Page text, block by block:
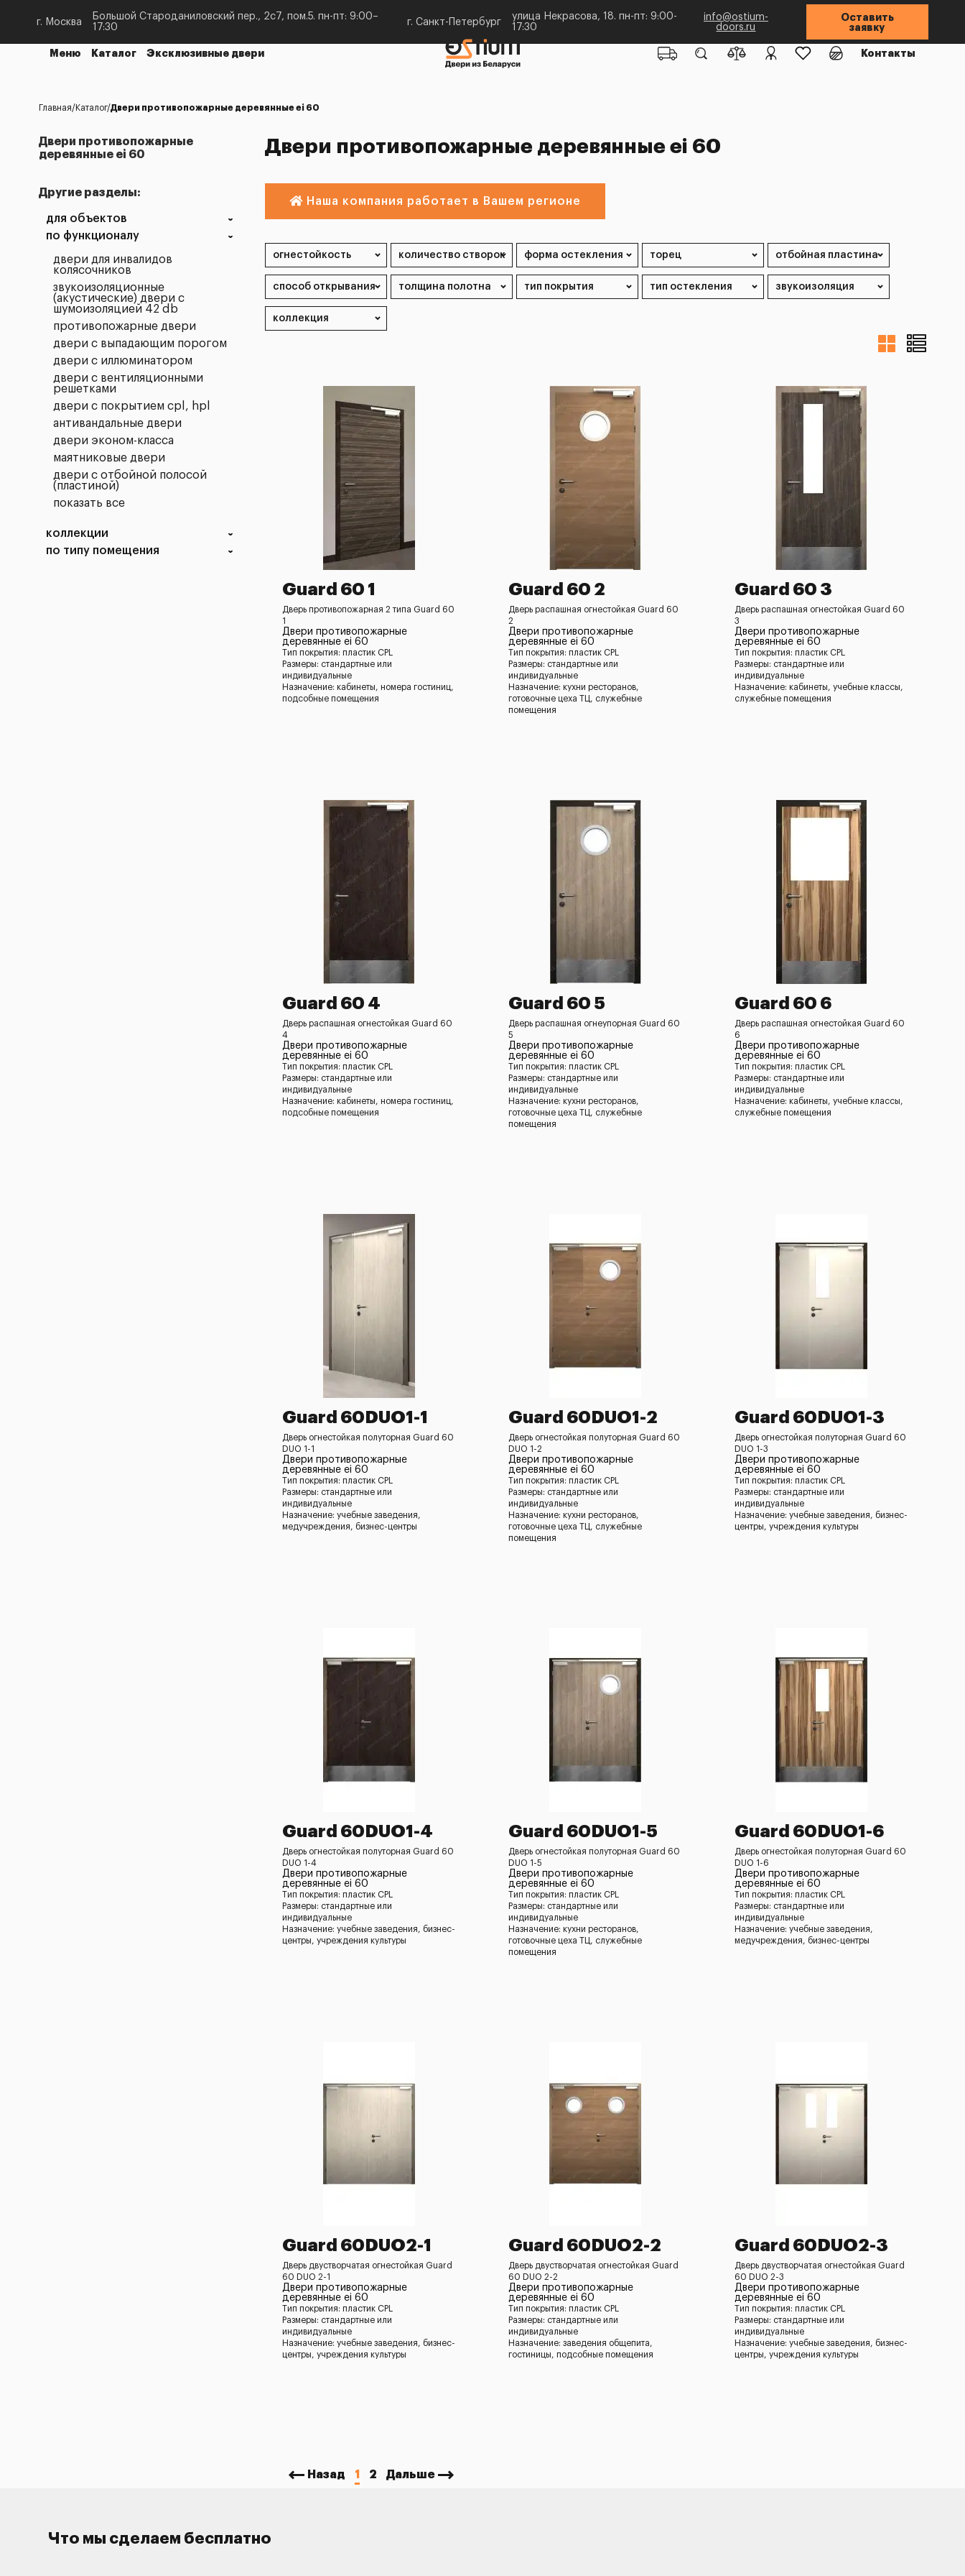
г. Москва
Большой Староданиловский пер., 2с7, пом.5. пн-пт: 9:00–
17:30
г. Санкт-Петербург
улица Некрасова, 18. пн-пт: 9:00-
17:30
info@ostium-
doors.ru
Оставить
заявку
Меню Каталог Эксклюзивные двери Контакты
Главная Каталог Двери противопожарные деревянные ei 60
Двери противопожарные
деревянные ei 60
Другие разделы:
для объектов
по функционалу
двери для инвалидов
колясочников
звукоизоляционные
(акустические) двери с
шумоизоляцией 42 db
противопожарные двери
двери с выпадающим порогом
двери с иллюминатором
двери с вентиляционными
решетками
двери с покрытием cpl, hpl
антивандальные двери
двери эконом-класса
маятниковые двери
двери с отбойной полосой
(пластиной)
показать все
коллекции
по типу помещения
Двери противопожарные деревянные ei 60
Наша компания работает в Вашем регионе
Guard 60 1
Дверь противопожарная 2 типа Guard 60
1
Двери противопожарные
деревянные ei 60
Тип покрытия: пластик CPL
Размеры: стандартные или
индивидуальные
Назначение: кабинеты, номера гостиниц,
подсобные помещения
Guard 60 2
Дверь распашная огнестойкая Guard 60
2
Двери противопожарные
деревянные ei 60
Тип покрытия: пластик CPL
Размеры: стандартные или
индивидуальные
Назначение: кухни ресторанов,
готовочные цеха ТЦ, служебные
помещения
Guard 60 3
Дверь распашная огнестойкая Guard 60
3
Двери противопожарные
деревянные ei 60
Тип покрытия: пластик CPL
Размеры: стандартные или
индивидуальные
Назначение: кабинеты, учебные классы,
служебные помещения
Guard 60 4
Дверь распашная огнестойкая Guard 60
4
Двери противопожарные
деревянные ei 60
Тип покрытия: пластик CPL
Размеры: стандартные или
индивидуальные
Назначение: кабинеты, номера гостиниц,
подсобные помещения
Guard 60 5
Дверь распашная огнеупорная Guard 60
5
Двери противопожарные
деревянные ei 60
Тип покрытия: пластик CPL
Размеры: стандартные или
индивидуальные
Назначение: кухни ресторанов,
готовочные цеха ТЦ, служебные
помещения
Guard 60 6
Дверь распашная огнестойкая Guard 60
6
Двери противопожарные
деревянные ei 60
Тип покрытия: пластик CPL
Размеры: стандартные или
индивидуальные
Назначение: кабинеты, учебные классы,
служебные помещения
Guard 60DUO1-1
Дверь огнестойкая полуторная Guard 60
DUO 1-1
Двери противопожарные
деревянные ei 60
Тип покрытия: пластик CPL
Размеры: стандартные или
индивидуальные
Назначение: учебные заведения,
медучреждения, бизнес-центры
Guard 60DUO1-2
Дверь огнестойкая полуторная Guard 60
DUO 1-2
Двери противопожарные
деревянные ei 60
Тип покрытия: пластик CPL
Размеры: стандартные или
индивидуальные
Назначение: кухни ресторанов,
готовочные цеха ТЦ, служебные
помещения
Guard 60DUO1-3
Дверь огнестойкая полуторная Guard 60
DUO 1-3
Двери противопожарные
деревянные ei 60
Тип покрытия: пластик CPL
Размеры: стандартные или
индивидуальные
Назначение: учебные заведения, бизнес-
центры, учреждения культуры
Guard 60DUO1-4
Дверь огнестойкая полуторная Guard 60
DUO 1-4
Двери противопожарные
деревянные ei 60
Тип покрытия: пластик CPL
Размеры: стандартные или
индивидуальные
Назначение: учебные заведения, бизнес-
центры, учреждения культуры
Guard 60DUO1-5
Дверь огнестойкая полуторная Guard 60
DUO 1-5
Двери противопожарные
деревянные ei 60
Тип покрытия: пластик CPL
Размеры: стандартные или
индивидуальные
Назначение: кухни ресторанов,
готовочные цеха ТЦ, служебные
помещения
Guard 60DUO1-6
Дверь огнестойкая полуторная Guard 60
DUO 1-6
Двери противопожарные
деревянные ei 60
Тип покрытия: пластик CPL
Размеры: стандартные или
индивидуальные
Назначение: учебные заведения,
медучреждения, бизнес-центры
Guard 60DUO2-1
Дверь двустворчатая огнестойкая Guard
60 DUO 2-1
Двери противопожарные
деревянные ei 60
Тип покрытия: пластик CPL
Размеры: стандартные или
индивидуальные
Назначение: учебные заведения, бизнес-
центры, учреждения культуры
Guard 60DUO2-2
Дверь двустворчатая огнестойкая Guard
60 DUO 2-2
Двери противопожарные
деревянные ei 60
Тип покрытия: пластик CPL
Размеры: стандартные или
индивидуальные
Назначение: заведения общепита,
гостиницы, подсобные помещения
Guard 60DUO2-3
Дверь двустворчатая огнестойкая Guard
60 DUO 2-3
Двери противопожарные
деревянные ei 60
Тип покрытия: пластик CPL
Размеры: стандартные или
индивидуальные
Назначение: учебные заведения, бизнес-
центры, учреждения культуры
Назад 1 2 Дальше
Что мы сделаем бесплатно